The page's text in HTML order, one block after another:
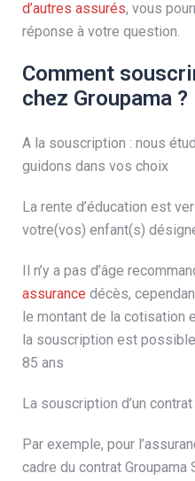
d’autres assurés, vous
réponse à votre question.
Comment
chez Groupama ?
A la souscription : nous
guidons dans vos choix
La rente d’éducation est
votre(vos) enfant(s)
Il n’y a pas d’âge
assurance décès,
le montant de la cotisation
la souscription est
85 ans
La souscription d’un contrat
Par exemple, pour
cadre du contrat